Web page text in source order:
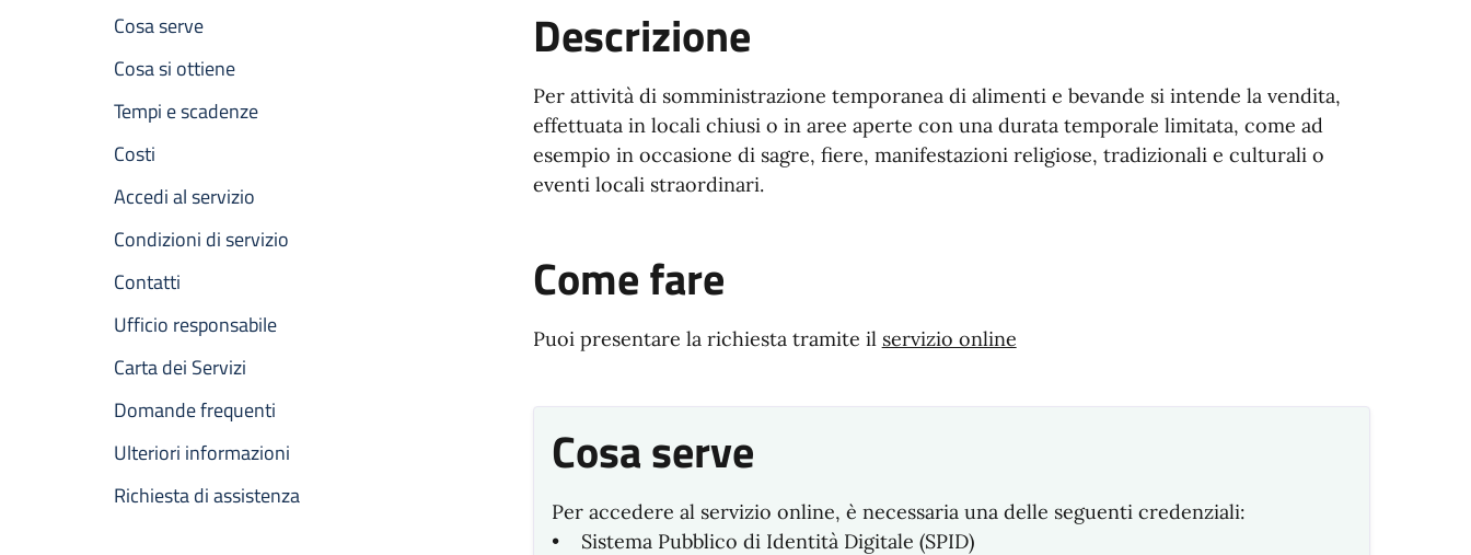
Cosa serve
Cosa si ottiene
Tempi e scadenze
Costi
Accedi al servizio
Condizioni di servizio
Contatti
Ufficio responsabile
Carta dei Servizi
Domande frequenti
Ulteriori informazioni
Richiesta di assistenza
Descrizione
Per attività di somministrazione temporanea di alimenti e bevande si intende la vendita,
effettuata in locali chiusi o in aree aperte con una durata temporale limitata, come ad
esempio in occasione di sagre, fiere, manifestazioni religiose, tradizionali e culturali o
eventi locali straordinari.
Come fare
Puoi presentare la richiesta tramite il servizio online
Cosa serve
Per accedere al servizio online, è necessaria una delle seguenti credenziali:
• Sistema Pubblico di Identità Digitale (SPID)